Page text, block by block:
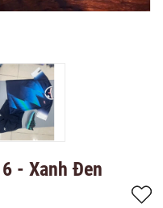
- Xanh Đen